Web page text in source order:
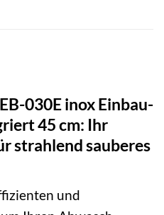
030E inox Einbau-
45 cm: Ihr
strahlend sauberes
und